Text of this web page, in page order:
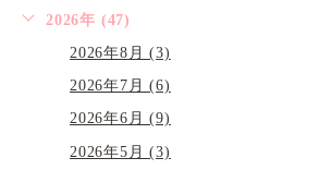
2026年 (47)
2026年8月 (3)
2026年7月 (6)
2026年6月 (9)
2026年5月 (3)